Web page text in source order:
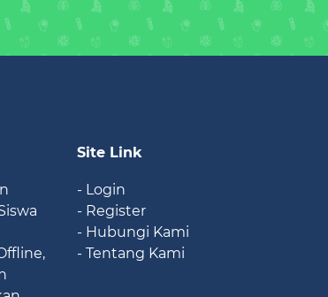
Site Link
- Login
- Register
- Hubungi Kami
- Tentang Kami